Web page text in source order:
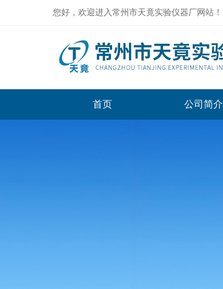
您好，欢迎进入常州市天竟实验仪器厂网站！
首页 公司简介